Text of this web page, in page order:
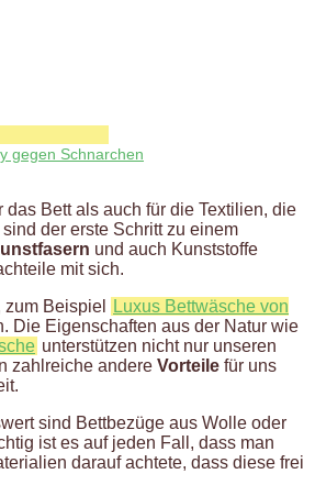
gegen Schnarchen
das Bett als auch für die Textilien, die
der erste Schritt zu einem
und auch Kunststoffe
mit sich.
zum Beispiel
Luxus Bettwäsche von
Die Eigenschaften aus der Natur wie
unterstützen nicht nur unseren
zahlreiche andere Vorteile für uns
sind Bettbezüge aus Wolle oder
ist es auf jeden Fall, dass man
darauf achtete, dass diese frei